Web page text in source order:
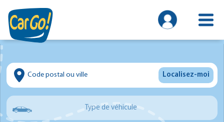
Localisez-moi
Type de véhicule